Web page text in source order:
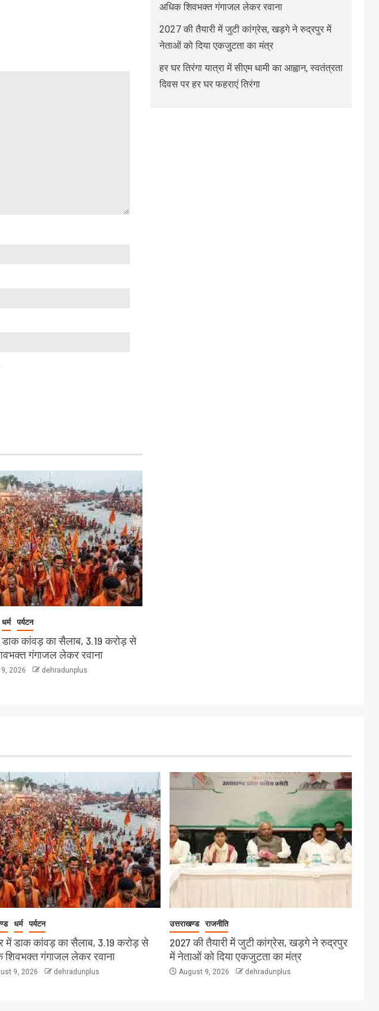
धर्म पर्यटन
में डाक कांवड़ का सैलाब, 3.19 करोड़ से
गंगाजल लेकर रवाना
2026 dehradunplus
अधिक शिवभक्त गंगाजल लेकर रवाना
2027 की तैयारी में जुटी कांग्रेस, खड़गे ने रुद्रपुर में
नेताओं को दिया एकजुटता का मंत्र
हर घर तिरंगा यात्रा में सीएम धामी का आह्वान, स्वतंत्रता
दिवस पर हर घर फहराएं तिरंगा
धर्म पर्यटन
में डाक कांवड़ का सैलाब, 3.19 करोड़ से
शिवभक्त गंगाजल लेकर रवाना
9, 2026 dehradunplus
उत्तराखण्ड राजनीति
2027 की तैयारी में जुटी कांग्रेस, खड़गे ने रुद्रपुर
में नेताओं को दिया एकजुटता का मंत्र
August 9, 2026 dehradunplus